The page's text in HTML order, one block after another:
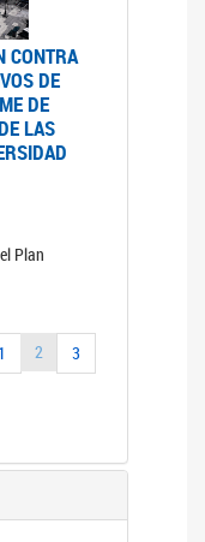
CONTRA
DE
DE
LAS
Plan
1 2
3